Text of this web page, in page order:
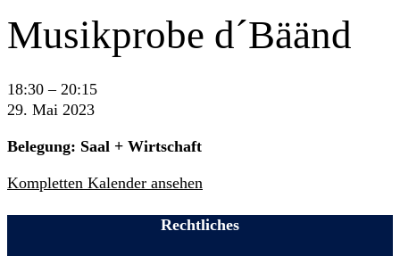
Musikprobe d´Bäänd
Musikprobe
d
18:30 – 20:15
29. Mai 2023
Belegung: Saal + Wirtschaft
Kompletten Kalender ansehen
Rechtliches